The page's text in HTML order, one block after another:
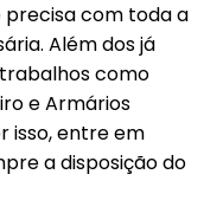
precisa com toda a
Além dos já
como
e Armários
isso, entre em
a disposição do